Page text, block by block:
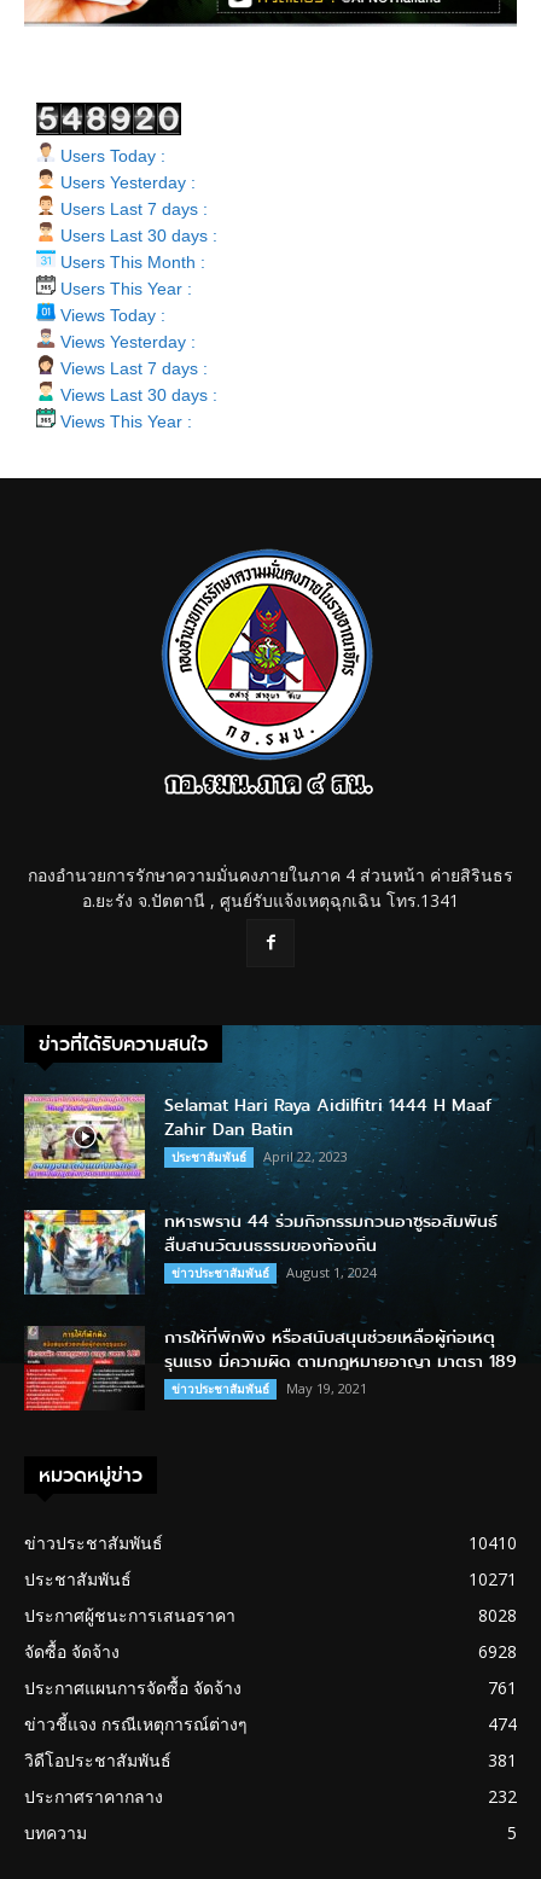
Users Today :
Users Yesterday :
Users Last 7 days :
Users Last 30 days :
Users This Month :
Users This Year :
Views Today :
Views Yesterday :
Views Last 7 days :
Views Last 30 days :
Views This Year :
กองอำนวยการรักษาความมั่นคงภายในภาค 4 ส่วนหน้า ค่ายสิรินธร
อ.ยะรัง จ.ปัตตานี , ศูนย์รับแจ้งเหตุฉุกเฉิน โทร.1341
ข่าวที่ได้รับความสนใจ
Selamat Hari Raya Aidilfitri 1444 H Maaf
Zahir Dan Batin
ประชาสัมพันธ์ April 22, 2023
ทหารพราน 44 ร่วมกิจกรรมกวนอาซูรอสัมพันธ์
สืบสานวัฒนธรรมของท้องถิ่น
ข่าวประชาสัมพันธ์ August 1, 2024
การให้ที่พักพิง หรือสนับสนุนช่วยเหลือผู้ก่อเหตุ
รุนแรง มีความผิด ตามกฎหมายอาญา มาตรา 189
ข่าวประชาสัมพันธ์ May 19, 2021
หมวดหมู่ข่าว
ข่าวประชาสัมพันธ์
10410
ประชาสัมพันธ์
10271
ประกาศผู้ชนะการเสนอราคา
8028
จัดซื้อ จัดจ้าง
6928
ประกาศแผนการจัดซื้อ จัดจ้าง
761
ข่าวชี้แจง กรณีเหตุการณ์ต่างๆ
474
วิดีโอประชาสัมพันธ์
381
ประกาศราคากลาง
232
บทความ
5